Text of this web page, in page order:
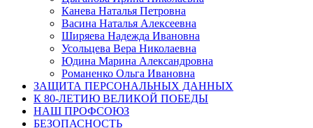
Канева Наталья Петровна
Васина Наталья Алексеевна
Ширяева Надежда Ивановна
Усольцева Вера Николаевна
Юдина Марина Александровна
Романенко Ольга Ивановна
ЗАЩИТА ПЕРСОНАЛЬНЫХ ДАННЫХ
К 80-ЛЕТИЮ ВЕЛИКОЙ ПОБЕДЫ
НАШ ПРОФСОЮЗ
БЕЗОПАСНОСТЬ